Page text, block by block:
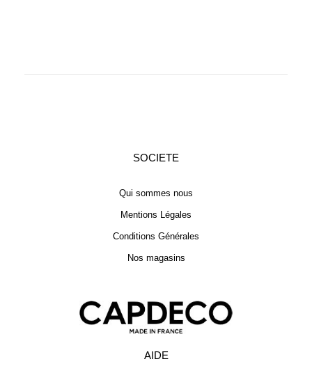
SOCIETE
Qui sommes nous
Mentions Légales
Conditions Générales
Nos magasins
AIDE